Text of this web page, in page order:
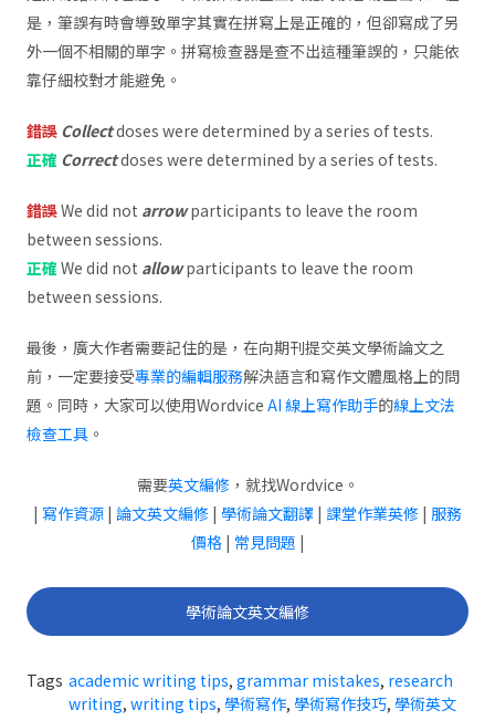
是，筆誤有時會導致單字其實在拼寫上是正確的，但卻寫成了另
外一個不相關的單字。拼寫檢查器是查不出這種筆誤的，只能依
靠仔細校對才能避免。
錯誤 Collectdoses were determined by a series of tests.
正確 Correctdoses were determined by a series of tests.
錯誤We did not arrowparticipants to leave the room
between sessions.
正確 We did not allowparticipants to leave the room
between sessions.
最後，廣大作者需要記住的是，在向期刊提交英文學術論文之
前，一定要接受專業的編輯服務解決語言和寫作文體風格上的問
題。同時，大家可以使用Wordvice AI 線上寫作助手的線上文法
檢查工具。
需要英文編修，就找Wordvice。
| 寫作資源 | 論文英文編修 | 學術論文翻譯 | 課堂作業英修 | 服務
價格| 常見問題 |
學術論文英文編修
Tags academic writing tips, grammar mistakes, research
writing, writing tips, 學術寫作, 學術寫作技巧, 學術英文